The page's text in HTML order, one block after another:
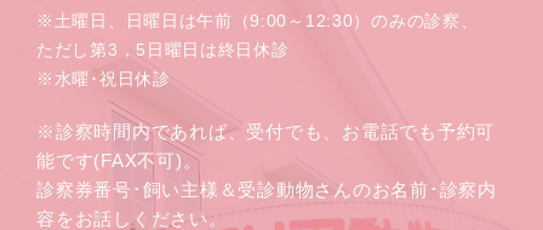
※土曜日、日曜日は午前（9:00～12:30）のみの診察、
ただし第3，5日曜日は終日休診
※水曜･祝日休診
※診察時間内であれば、受付でも、お電話でも予約可
能です(FAX不可)。
診察券番号･飼い主様＆受診動物さんのお名前･診察内
容をお話しください。